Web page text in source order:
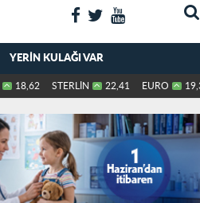
YERIN KULAĞI VAR
18,62 STERLİN 22,41 EURO